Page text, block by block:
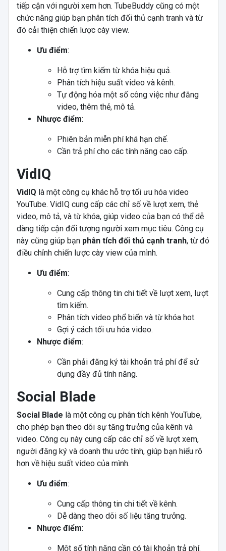
tiếp cận với người xem hơn. TubeBuddy cũng có một
chức năng giúp bạn phân tích đối thủ cạnh tranh và từ
đó cải thiện chiến lược cày view.
Ưu điểm:
Hỗ trợ tìm kiếm từ khóa hiệu quả.
Phân tích hiệu suất video và kênh.
Tự động hóa một số công việc như đăng
video, thêm thẻ, mô tả.
Nhược điểm:
Phiên bản miễn phí khá hạn chế.
Cần trả phí cho các tính năng cao cấp.
VidIQ
VidIQ là một công cụ khác hỗ trợ tối ưu hóa video
YouTube. VidIQ cung cấp các chỉ số về lượt xem, thẻ
video, mô tả, và từ khóa, giúp video của bạn có thể dễ
dàng tiếp cận đối tượng người xem mục tiêu. Công cụ
này cũng giúp bạn phân tích đối thủ cạnh tranh, từ đó
điều chỉnh chiến lược cày view của mình.
Ưu điểm:
Cung cấp thông tin chi tiết về lượt xem, lượt
tìm kiếm.
Phân tích video phổ biến và từ khóa hot.
Gợi ý cách tối ưu hóa video.
Nhược điểm:
Cần phải đăng ký tài khoản trả phí để sử
dụng đầy đủ tính năng.
Social Blade
Social Blade là một công cụ phân tích kênh YouTube,
cho phép bạn theo dõi sự tăng trưởng của kênh và
video. Công cụ này cung cấp các chỉ số về lượt xem,
người đăng ký và doanh thu ước tính, giúp bạn hiểu rõ
hơn về hiệu suất video của mình.
Ưu điểm:
Cung cấp thông tin chi tiết về kênh.
Dễ dàng theo dõi số liệu tăng trưởng.
Nhược điểm:
Một số tính năng cần có tài khoản trả phí.